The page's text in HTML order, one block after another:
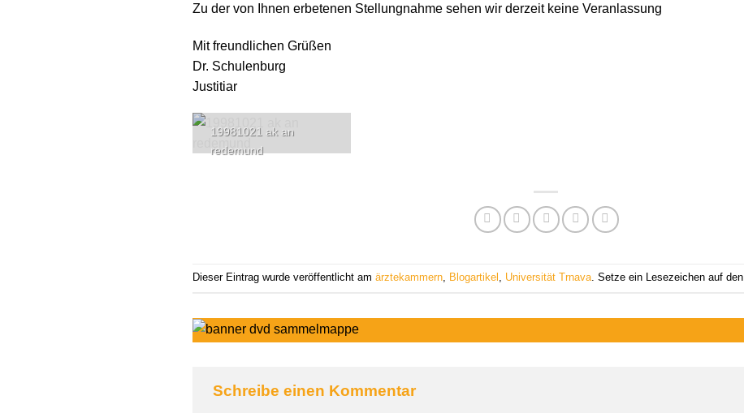
Zu der von Ihnen erbetenen Stellungnahme sehen wir derzeit keine Veranlassung
Mit freundlichen Grüßen
Dr. Schulenburg
Justitiar
19981021 ak an
redemund
Dieser Eintrag wurde veröffentlicht am ärztekammern Blogartikel Universität Trnava . Setze ein Lesezeichen auf den
Schreibe einen Kommentar